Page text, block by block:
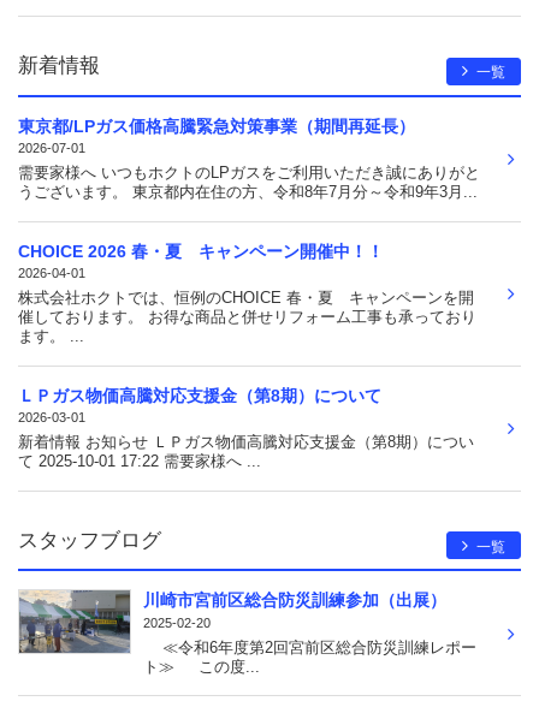
新着情報 一覧
東京都/LPガス価格高騰緊急対策事業（期間再延長）
2026-07-01
需要家様へ いつもホクトのLPガスをご利用いただき誠にありがと
うございます。 東京都内在住の方、令和8年7月分～令和9年3月...
CHOICE 2026 春・夏 キャンペーン開催中！！
2026-04-01
株式会社ホクトでは、恒例のCHOICE 春・夏 キャンペーンを開
催しております。 お得な商品と併せリフォーム工事も承っており
ます。 ...
ＬＰガス物価高騰対応支援金（第8期）について
2026-03-01
新着情報 お知らせ ＬＰガス物価高騰対応支援金（第8期）につい
て 2025-10-01 17:22 需要家様へ ...
スタッフブログ 一覧
川崎市宮前区総合防災訓練参加（出展）
2025-02-20
≪令和6年度第2回宮前区総合防災訓練レポー
ト≫ この度...